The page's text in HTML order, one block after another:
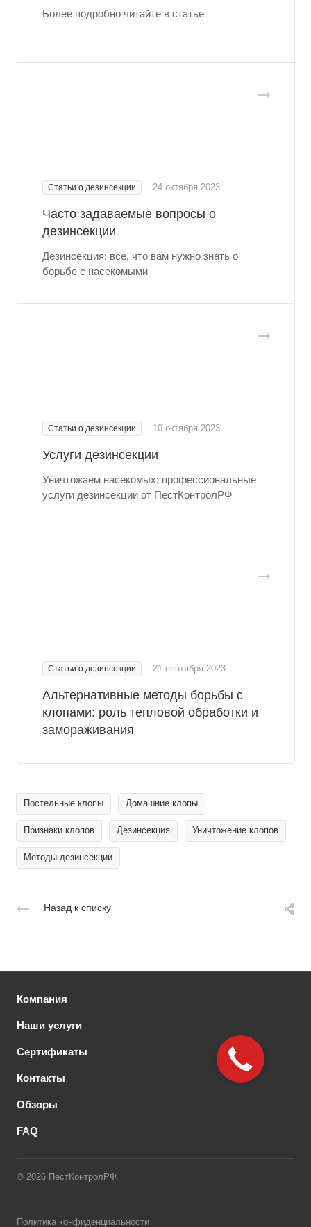
Более подробно читайте в статье
Статьи о дезинсекции 24 октября 2023
Часто задаваемые вопросы о
дезинсекции
Дезинсекция: все, что вам нужно знать о
борьбе с насекомыми
Статьи о дезинсекции 10 октября 2023
Услуги дезинсекции
Уничтожаем насекомых: профессиональные
услуги дезинсекции от ПестКонтролРФ
Статьи о дезинсекции 21 сентября 2023
Альтернативные методы борьбы с
клопами: роль тепловой обработки и
замораживания
Постельные клопы Домашние клопы
Признаки клопов Дезинсекция Уничтожение клопов
Методы дезинсекции
Назад к списку
Компания
Наши услуги
Сертификаты
Контакты
Обзоры
FAQ
© 2026 ПестКонтролРФ
Политика конфиденциальности